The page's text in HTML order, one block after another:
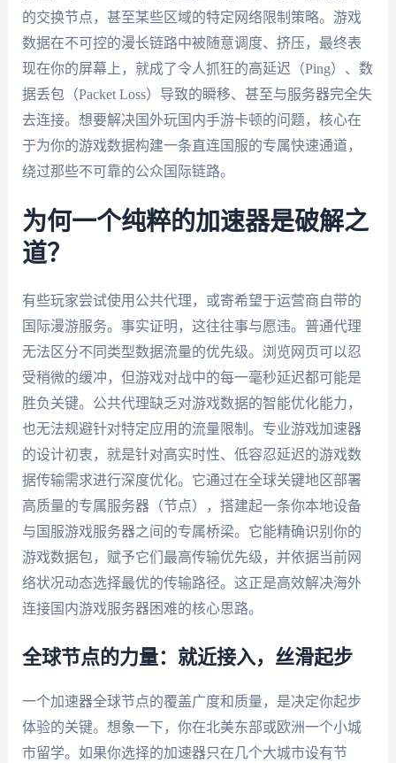
的交换节点，甚至某些区域的特定网络限制策略。游戏
数据在不可控的漫长链路中被随意调度、挤压，最终表
现在你的屏幕上，就成了令人抓狂的高延迟（Ping）、数
据丢包（Packet Loss）导致的瞬移、甚至与服务器完全失
去连接。想要解决国外玩国内手游卡顿的问题，核心在
于为你的游戏数据构建一条直连国服的专属快速通道，
绕过那些不可靠的公众国际链路。
为何一个纯粹的加速器是破解之
道？
有些玩家尝试使用公共代理，或寄希望于运营商自带的
国际漫游服务。事实证明，这往往事与愿违。普通代理
无法区分不同类型数据流量的优先级。浏览网页可以忍
受稍微的缓冲，但游戏对战中的每一毫秒延迟都可能是
胜负关键。公共代理缺乏对游戏数据的智能优化能力，
也无法规避针对特定应用的流量限制。专业游戏加速器
的设计初衷，就是针对高实时性、低容忍延迟的游戏数
据传输需求进行深度优化。它通过在全球关键地区部署
高质量的专属服务器（节点），搭建起一条你本地设备
与国服游戏服务器之间的专属桥梁。它能精确识别你的
游戏数据包，赋予它们最高传输优先级，并依据当前网
络状况动态选择最优的传输路径。这正是高效解决海外
连接国内游戏服务器困难的核心思路。
全球节点的力量：就近接入，丝滑起步
一个加速器全球节点的覆盖广度和质量，是决定你起步
体验的关键。想象一下，你在北美东部或欧洲一个小城
市留学。如果你选择的加速器只在几个大城市设有节